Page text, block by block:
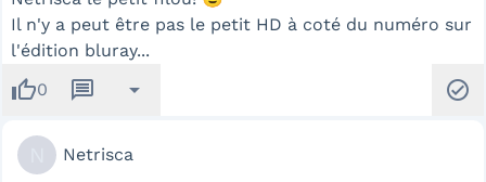
Il n'y a peut être pas le petit HD à coté du numéro sur
l'édition bluray...
thumb_up0 message arrow_drop_down check_circle
Netrisca